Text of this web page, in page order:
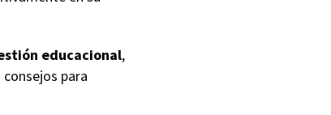
educacional,
para